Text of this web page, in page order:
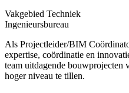
Vakgebied Techniek
Ingenieursbureau
Als Projectleider/BIM
expertise, coördinatie en
team uitdagende bouwprojecten
hoger niveau te tillen.